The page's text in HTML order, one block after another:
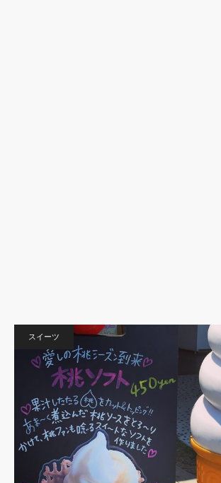
スイーツ